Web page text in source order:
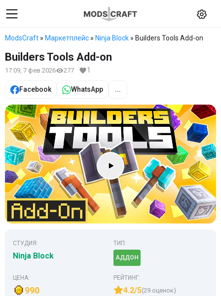
ModsCraft » Маркетплейс » Ninja Block » Builders Tools Add-on
Builders Tools Add-on
17:09, 7 фев 2026 277 1
Facebook WhatsApp ...
СТУДИЯ:
Ninja Block
ТИП:
АДДОН
ЦЕНА:
990
РЕЙТИНГ:
4.2/5(29 оценок)